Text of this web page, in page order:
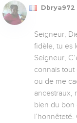
Dbrya972
Seigneur,
fidèle, tu es
Seigneur,
connais tout
ou de me
ancestraux,
bien du bon